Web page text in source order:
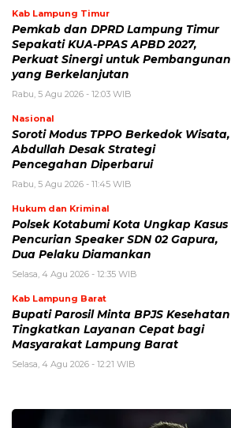
Kab Lampung Timur
Pemkab dan DPRD Lampung Timur
Sepakati KUA-PPAS APBD 2027,
Perkuat Sinergi untuk Pembangunan
yang Berkelanjutan
Rabu, 5 Agu 2026 - 12:03 WIB
Nasional
Soroti Modus TPPO Berkedok Wisata,
Abdullah Desak Strategi
Pencegahan Diperbarui
Rabu, 5 Agu 2026 - 11:45 WIB
Hukum dan Kriminal
Polsek Kotabumi Kota Ungkap Kasus
Pencurian Speaker SDN 02 Gapura,
Dua Pelaku Diamankan
Selasa, 4 Agu 2026 - 12:35 WIB
Kab Lampung Barat
Bupati Parosil Minta BPJS Kesehatan
Tingkatkan Layanan Cepat bagi
Masyarakat Lampung Barat
Selasa, 4 Agu 2026 - 12:21 WIB